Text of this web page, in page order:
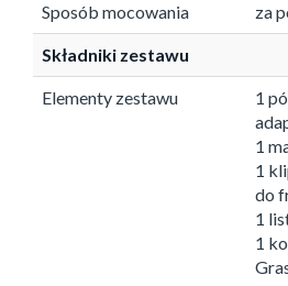
Sposób mocowania za
Składniki zestawu
Elementy zestawu
1
1
1
do
1
1